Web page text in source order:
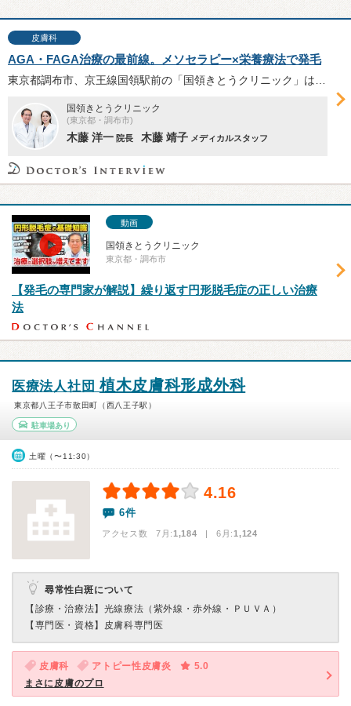
皮膚科
AGA・FAGA治療の最前線。メソセラピー×栄養療法で発毛
国領きとうクリニック
(東京都・調布市)
木藤 洋一 院長 木藤 靖子 メディカルスタッフ
動画
国領きとうクリニック
東京都・調布市
【発毛の専門家が解説】繰り返す円形脱毛症の正しい治療
法
医療法人社団 植木皮膚科形成外科
東京都八王子市散田町（西八王子駅）
駐車場あり
土曜（〜11:30）
4.16
6件
アクセス数 7月:1,184 | 6月:1,124
尋常性白斑について
【診療・治療法】 光線療法（紫外線・赤外線・ＰＵＶＡ）
【専門医・資格】 皮膚科専門医
皮膚科 アトピー性皮膚炎
5.0
まさに皮膚のプロ